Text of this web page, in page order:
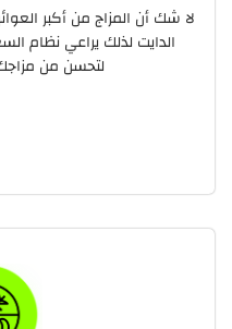
لا شك أن المزاج من أكبر
الدايت لذلك يراعي نظام
لتحسن من